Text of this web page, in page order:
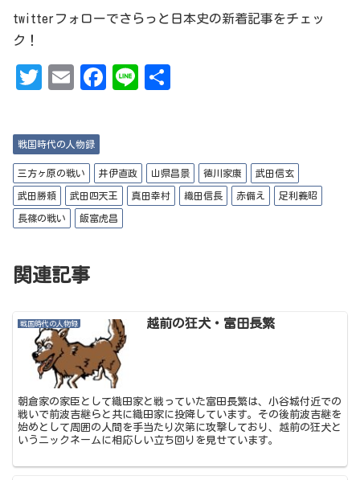
twitterフォローでさらっと日本史の新着記事をチェッ
ク！
T
it
te
r
Em
l
Fa
Li
戦国時代の人物録
三方ヶ原の戦い 井伊直政 山県昌景 徳川家康 武田信玄
武田勝頼 武田四天王 真田幸村 織田信長 赤備え 足利義昭
長篠の戦い 飯富虎昌
関連記事
戦国時代の人物録 越前の狂犬・富田長繁
朝倉家の家臣として織田家と戦っていた富田長繁は、小谷城付近での
戦いで前波吉継らと共に織田家に投降しています。その後前波吉継を
始めとして周囲の人間を手当たり次第に攻撃しており、越前の狂犬と
いうニックネームに相応しい立ち回りを見せています。